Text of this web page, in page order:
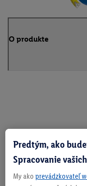
O produkte
Predtým, ako
Spracovanie
My ako prevádzkovateľ